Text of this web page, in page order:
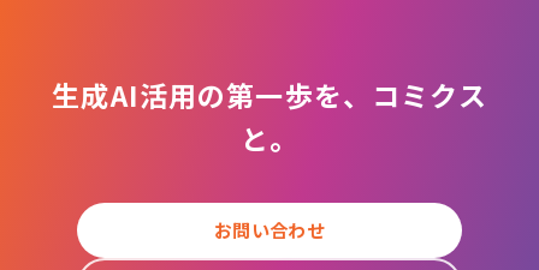
生成AI活用の第一歩を、コミクス
と。
お問い合わせ